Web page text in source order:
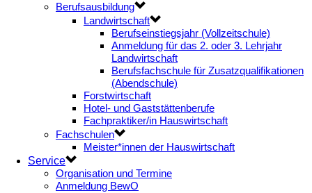
Berufsausbildung
Landwirtschaft
Berufseinstiegsjahr (Vollzeitschule)
Anmeldung für das 2. oder 3. Lehrjahr
Landwirtschaft
Berufsfachschule für Zusatzqualifikationen
(Abendschule)
Forstwirtschaft
Hotel- und Gaststättenberufe
Fachpraktiker/in Hauswirtschaft
Fachschulen
Meister*innen der Hauswirtschaft
Service
Organisation und Termine
Anmeldung BewO